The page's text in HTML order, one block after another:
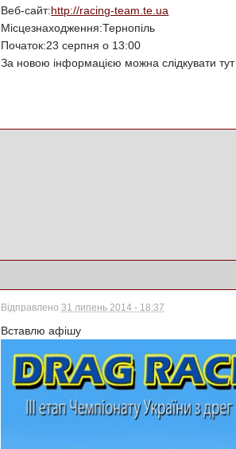
Веб-сайт:http://racing-team.te.ua
Місцезнаходження:Тернопіль
Початок:23 серпня о 13:00
За новою інформацією можна слідкувати тут
Відправлено31 липень 2014 - 18:37
Вставлю афішу